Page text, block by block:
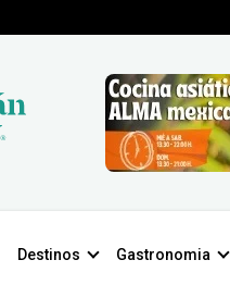
Destinos Gastronomia